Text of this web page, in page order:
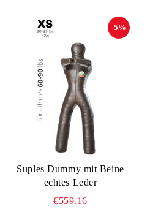
Suples Dummy mit Beine
echtes Leder
-5%
€559.16